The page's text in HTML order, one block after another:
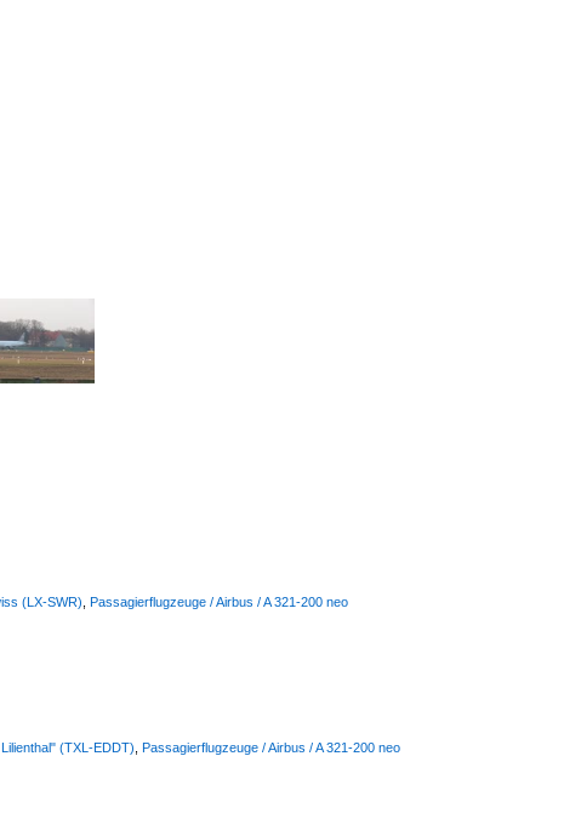
(LX-SWR) Passagierflugzeuge / Airbus / A 321-200 neo
(TXL-EDDT) Passagierflugzeuge / Airbus / A 321-200 neo